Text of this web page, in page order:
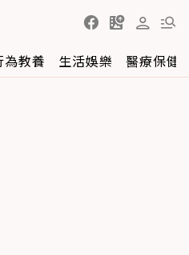
為教養 生活娛樂 醫療保健